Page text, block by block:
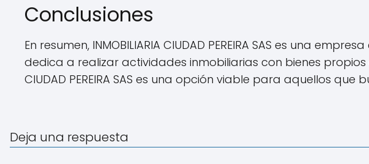
Conclusiones
En resumen, INMOBILIARIA CIUDAD PEREIRA SAS es una
dedica a realizar actividades inmobiliarias con bienes propios
CIUDAD PEREIRA SAS es una opción viable para aquellos
Deja una respuesta